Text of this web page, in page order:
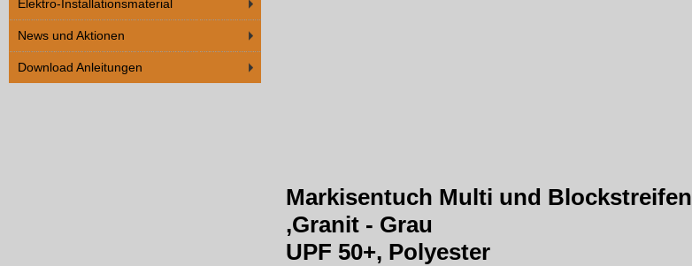
Elektro-Installationsmaterial
News und Aktionen
Download Anleitungen
Markisentuch Multi und Blockstreifen
,Granit - Grau
UPF 50+, Polyester